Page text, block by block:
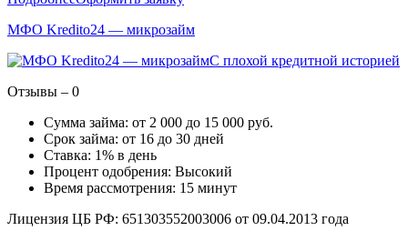
МФО Kredito24 — микрозайм
С плохой кредитной историей
Отзывы – 0
Сумма займа: от 2 000 до 15 000 руб.
Срок займа: от 16 до 30 дней
Ставка: 1% в день
Процент одобрения: Высокий
Время рассмотрения: 15 минут
Лицензия ЦБ РФ: 651303552003006 от 09.04.2013 года